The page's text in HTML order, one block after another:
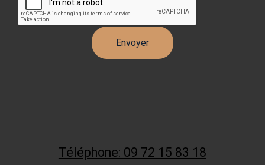
Téléphone: 09 72 15 83 18